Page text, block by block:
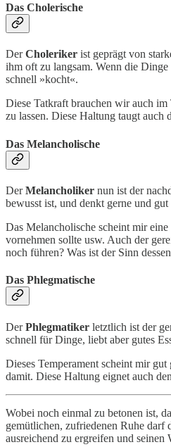
Das Cholerische
DerCholeriker ist geprägt von
ihm oft zu langsam. Wenn die
schnell »kocht«.
Diese Tatkraft brauchen wir auch
zu lassen. Diese Haltung taugt
Das Melancholische
DerMelancholiker nun ist der
bewusst ist, und denkt gerne und
Das Melancholische scheint mir
vornehmen sollte usw. Auch der
noch führen? Was ist der Sinn
Das Phlegmatische
DerPhlegmatiker letztlich ist der
schnell für Dinge, liebt aber gutes
Dieses Temperament scheint mir
damit. Diese Haltung eignet auch
Wobei noch einmal zu betonen ist,
gemütlichen, zufriedenen Ruhe darf
ausreichend zu ergreifen und seinen